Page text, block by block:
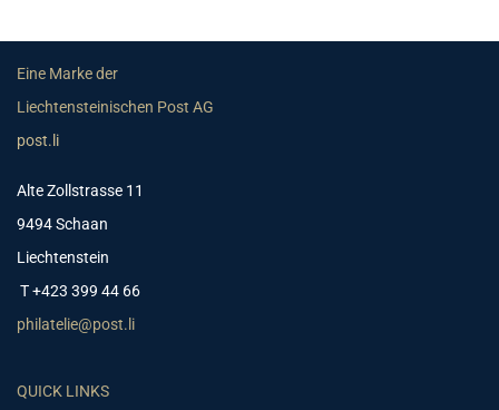
Eine Marke der
Liechtensteinischen Post AG
post.li
Alte Zollstrasse 11
9494 Schaan
Liechtenstein
T +423 399 44 66
philatelie@post.li
QUICK LINKS